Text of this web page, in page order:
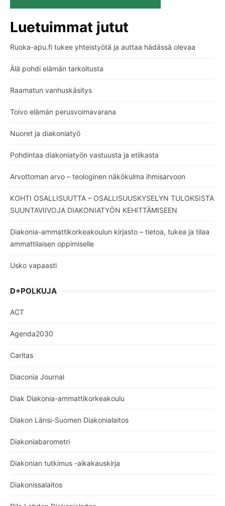
Luetuimmat jutut
Ruoka-apu.fi tukee yhteistyötä ja auttaa hädässä olevaa
Älä pohdi elämän tarkoitusta
Raamatun vanhuskäsitys
Toivo elämän perusvoimavarana
Nuoret ja diakoniatyö
Pohdintaa diakoniatyön vastuusta ja etiikasta
Arvottoman arvo – teologinen näkökulma ihmisarvoon
KOHTI OSALLISUUTTA – OSALLISUUSKYSELYN TULOKSISTA
SUUNTAVIIVOJA DIAKONIATYÖN KEHITTÄMISEEN
Diakonia-ammattikorkeakoulun kirjasto – tietoa, tukea ja tilaa
ammattilaisen oppimiselle
Usko vapaasti
D+POLKUJA
ACT
Agenda2030
Caritas
Diaconia Journal
Diak Diakonia-ammattikorkeakoulu
Diakon Länsi-Suomen Diakonialaitos
Diakoniabarometri
Diakonian tutkimus -aikakauskirja
Diakonissalaitos